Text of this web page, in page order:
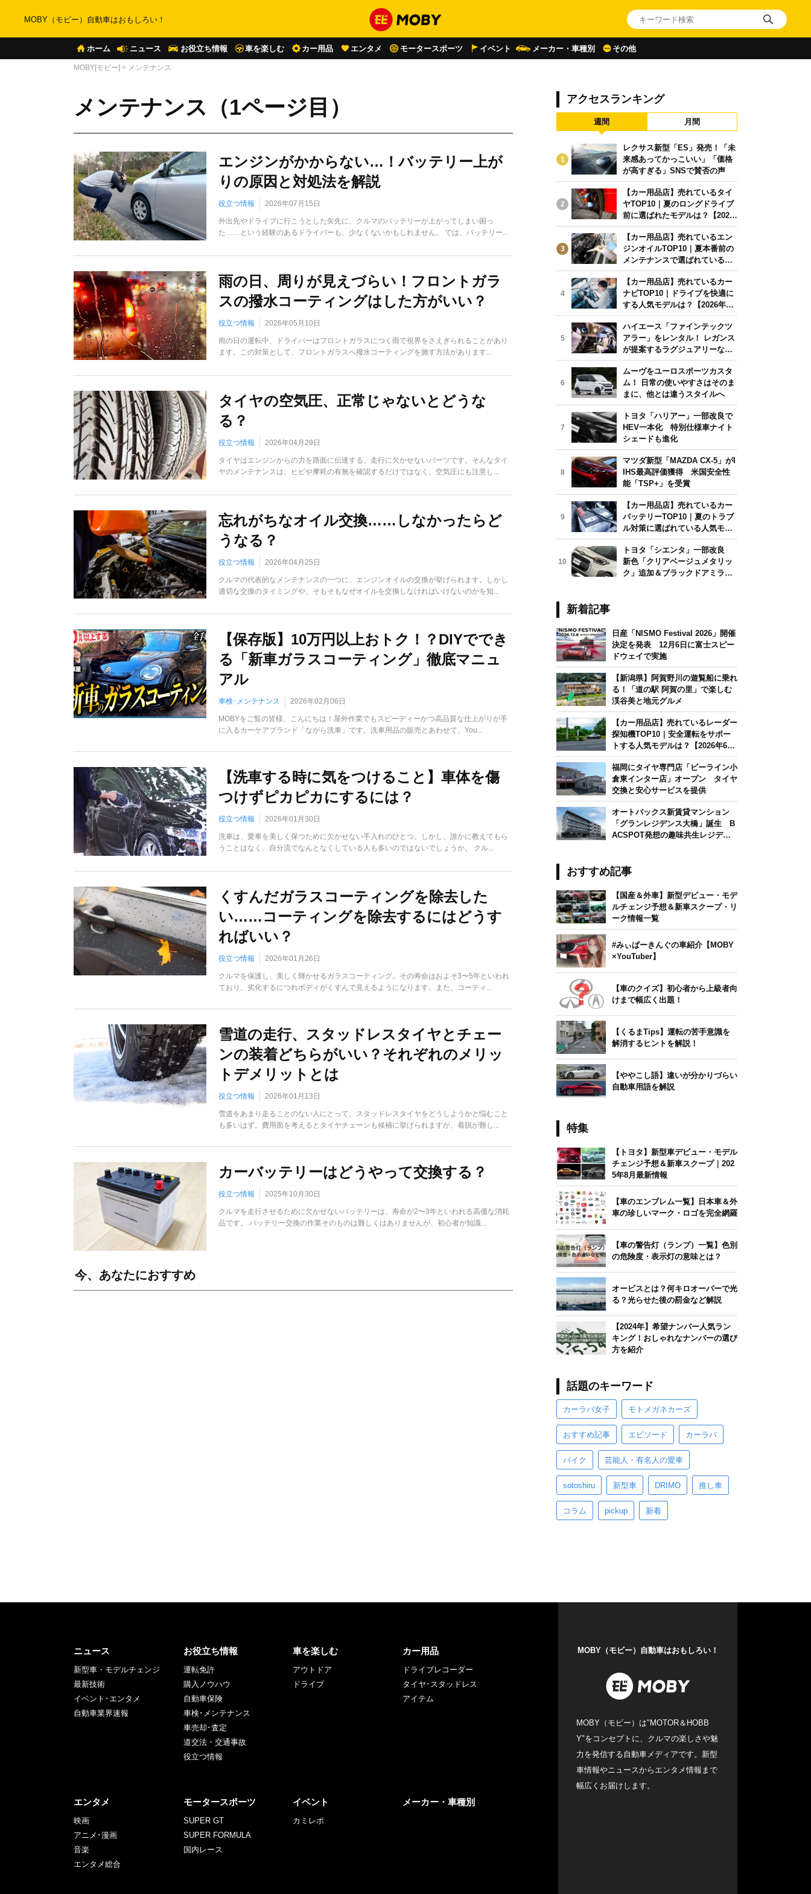
MOBY（モビー）自動車はおもしろい！
ホーム ニュース お役立ち情報 車を楽しむ カー用品 エンタメ モータースポーツ イベント メーカー・車種別 その他
MOBY[モビー] > メンテナンス
メンテナンス（1ページ目）
エンジンがかからない…！バッテリー上が
りの原因と対処法を解説
役立つ情報 2026年07月15日
外出先やドライブに行こうとした矢先に、クルマのバッテリーが上がってしまい困っ
た……という経験のあるドライバーも、少なくないかもしれません。 では、バッテリー...
雨の日、周りが見えづらい！フロントガラ
スの撥水コーティングはした方がいい？
役立つ情報 2026年05月10日
​雨の日の運転中、ドライバーはフロントガラスにつく雨で視界をさえぎられることがあり
ます。この対策として、フロントガラスへ撥水コーティングを施す方法があります...
タイヤの空気圧、正常じゃないとどうな
る？
役立つ情報 2026年04月29日
タイヤはエンジンからの力を路面に伝達する、走行に欠かせないパーツです。そんなタイ
ヤのメンテナンスは、ヒビや摩耗の有無を確認するだけではなく。空気圧にも注意し...
忘れがちなオイル交換……しなかったらど
うなる？
役立つ情報 2026年04月25日
クルマの代表的なメンテナンスの一つに、エンジンオイルの交換が挙げられます。しかし
適切な交換のタイミングや、そもそもなぜオイルを交換しなければいけないのかを知...
【保存版】10万円以上おトク！？DIYででき
る「新車ガラスコーティング」徹底マニュ
アル
車検･メンテナンス 2026年02月06日
MOBYをご覧の皆様、こんにちは！屋外作業でもスピーディーかつ高品質な仕上がりが手
に入るカーケアブランド「ながら洗車」です。洗車用品の販売とあわせて、You...
【洗車する時に気をつけること】車体を傷
つけずピカピカにするには？
役立つ情報 2026年01月30日
洗車は、愛車を美しく保つために欠かせない手入れのひとつ。しかし、誰かに教えてもら
うことはなく、自分流でなんとなくしている人も多いのではないでしょうか。 クル...
くすんだガラスコーティングを除去した
い……コーティングを除去するにはどうす
ればいい？
役立つ情報 2026年01月26日
クルマを保護し、美しく輝かせるガラスコーティング。その寿命はおよそ3〜5年といわれ
ており、劣化するにつれボディがくすんで見えるようになります。また、コーティ...
雪道の走行、スタッドレスタイヤとチェー
ンの装着どちらがいい？それぞれのメリッ
トデメリットとは
役立つ情報 2026年01月13日
雪道をあまり走ることのない人にとって、スタッドレスタイヤをどうしようかと悩むこと
も多いはず。費用面を考えるとタイヤチェーンも候補に挙げられますが、着脱が難し...
カーバッテリーはどうやって交換する？
役立つ情報 2025年10月30日
クルマを走行させるために欠かせないバッテリーは、寿命が2〜3年といわれる高価な消耗
品です。 バッテリー交換の作業そのものは難しくはありませんが、初心者が知識...
今、あなたにおすすめ
アクセスランキング
週間 月間
1
レクサス新型「ES」発売！「未
来感あってかっこいい」「価格
が高すぎる」SNSで賛否の声
2
【カー用品店】売れているタイ
ヤTOP10｜夏のロングドライブ
前に選ばれたモデルは？【2026
年6月版】
3
【カー用品店】売れているエン
ジンオイルTOP10｜夏本番前の
メンテナンスで選ばれている人
気モデルは？【2026年6月版】
4
【カー用品店】売れているカー
ナビTOP10｜ドライブを快適に
する人気モデルは？【2026年6
月版】
5
ハイエース「ファインテックツ
アラー」をレンタル！ レガンス
が提案するラグジュアリーな移
動体験
6
ムーヴをユーロスポーツカスタ
ム！ 日常の使いやすさはそのま
まに、他とは違うスタイルへ
7
トヨタ「ハリアー」一部改良で
HEV一本化 特別仕様車ナイト
シェードも進化
8
マツダ新型「MAZDA CX-5」がI
IHS最高評価獲得 米国安全性
能「TSP+」を受賞
9
【カー用品店】売れているカー
バッテリーTOP10｜夏のトラブ
ル対策に選ばれている人気モデ
ルは？【2026年6月版】
10
トヨタ「シエンタ」一部改良
新色「クリアベージュメタリッ
ク」追加＆ブラックドアミラー
新着記事
日産「NISMO Festival 2026」開催
決定を発表 12月6日に富士スピー
ドウェイで実施
【新潟県】阿賀野川の遊覧船に乗れ
る！「道の駅 阿賀の里」で楽しむ
渓谷美と地元グルメ
【カー用品店】売れているレーダー
探知機TOP10｜安全運転をサポー
トする人気モデルは？【2026年6月
版】
福岡にタイヤ専門店「ビーライン小
倉東インター店」オープン タイヤ
交換と安心サービスを提供
オートバックス新賃貸マンション
「グランレジデンス大橋」誕生 B
ACSPOT発想の趣味共生レジデン
おすすめ記事
【国産＆外車】新型デビュー・モデ
ルチェンジ予想＆新車スクープ・リ
ーク情報一覧
#みぃぱーきんぐの車紹介【MOBY
×YouTuber】
【車のクイズ】初心者から上級者向
けまで幅広く出題！
【くるまTips】運転の苦手意識を
解消するヒントを解説！
【ややこし語】違いが分かりづらい
自動車用語を解説
特集
【トヨタ】新型車デビュー・モデル
チェンジ予想＆新車スクープ｜202
5年8月最新情報
【車のエンブレム一覧】日本車＆外
車の珍しいマーク・ロゴを完全網羅
【車の警告灯（ランプ）一覧】色別
の危険度・表示灯の意味とは？
オービスとは？何キロオーバーで光
る？光らせた後の罰金など解説
【2024年】希望ナンバー人気ラン
キング！おしゃれなナンバーの選び
方を紹介
話題のキーワード
カーラバ女子 モトメガネカーズ
おすすめ記事 エピソード カーラバ
バイク 芸能人・有名人の愛車
sotoshiru 新型車 DRIMO 推し車
コラム pickup 新着
ニュース
新型車・モデルチェンジ
最新技術
イベント･エンタメ
自動車業界速報
お役立ち情報
運転免許
購入ノウハウ
自動車保険
車検･メンテナンス
車売却･査定
道交法・交通事故
役立つ情報
車を楽しむ
アウトドア
ドライブ
カー用品
ドライブレコーダー
タイヤ･スタッドレス
アイテム
エンタメ
映画
アニメ･漫画
音楽
エンタメ総合
モータースポーツ
SUPER GT
SUPER FORMULA
国内レース
イベント
カミレポ
メーカー・車種別
MOBY（モビー）自動車はおもしろい！
MOBY（モビー）は"MOTOR＆HOBB
Y"をコンセプトに、クルマの楽しさや魅
力を発信する自動車メディアです。新型
車情報やニュースからエンタメ情報まで
幅広くお届けします。